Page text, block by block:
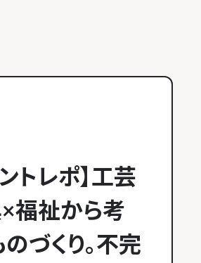
トレポ】工芸
福祉から考
づくり。不完